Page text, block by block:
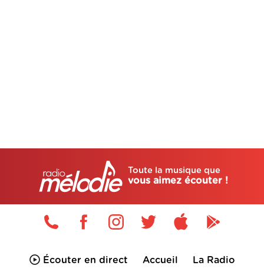
Toute la musique que
vous aimez écouter !
Écouter en direct Accueil La Radio